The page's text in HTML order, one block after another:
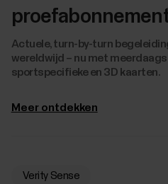
Actuele, turn-by-turn
wereldwijd – nu met
sportspecifieke en 3D kaarten.
Meer ontdekken
Verity Sense